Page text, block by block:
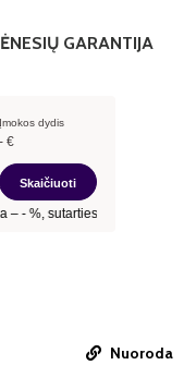
GARANTIJA
Nuoroda